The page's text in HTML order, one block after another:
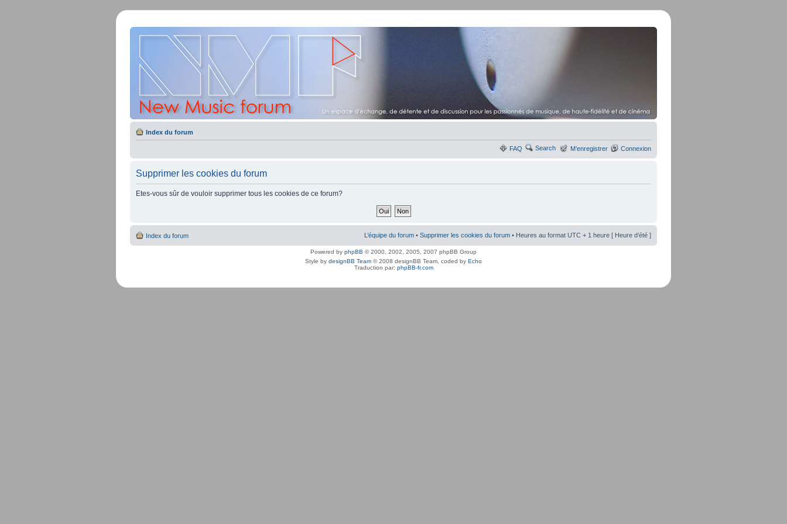
Index du forum
FAQ Search M’enregistrer Connexion
Supprimer les cookies du forum
Etes-vous sûr de vouloir supprimer tous les cookies de ce forum?
Index du forum L’équipe du forum • Supprimer les cookies du forum • Heures au format UTC + 1 heure [ Heure d’été ]
Powered by phpBB © 2000, 2002, 2005, 2007 phpBB Group
Style by designBB Team © 2008 designBB Team, coded by Echo
Traduction par: phpBB-fr.com